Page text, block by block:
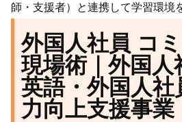
師・支援者）と連携して学習環境
外国人社員 コ
現場術｜外国
英語・外国人
力向上支援事業